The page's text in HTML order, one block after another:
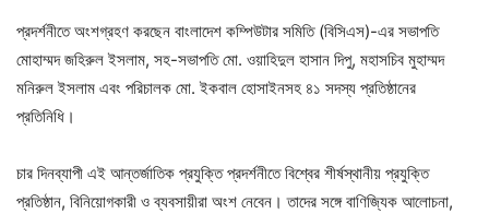
প্রদর্শনীতে অংশগ্রহণ করছেন বাংলাদেশ কম্পিউটার সমিতি (বিসিএস)-এর সভাপতি
মোহাম্মদ জহিরুল ইসলাম, সহ-সভাপতি মো. ওয়াহিদুল হাসান দিপু, মহাসচিব মুহাম্মদ
মনিরুল ইসলাম এবং পরিচালক মো. ইকবাল হোসাইনসহ ৪১ সদস্য প্রতিষ্ঠানের
প্রতিনিধি।
চার দিনব্যাপী এই আন্তর্জাতিক প্রযুক্তি প্রদর্শনীতে বিশ্বের শীর্ষস্থানীয় প্রযুক্তি
প্রতিষ্ঠান, বিনিয়োগকারী ও ব্যবসায়ীরা অংশ নেবেন। তাদের সঙ্গে বাণিজ্যিক আলোচনা,